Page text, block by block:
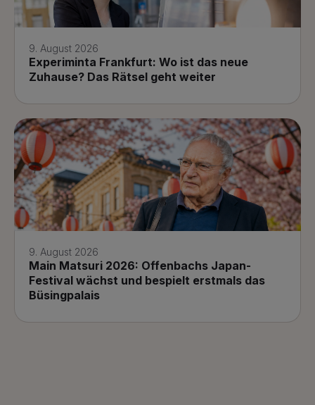
9. August 2026
Experiminta Frankfurt: Wo ist das neue
Zuhause? Das Rätsel geht weiter
9. August 2026
Main Matsuri 2026: Offenbachs Japan-
Festival wächst und bespielt erstmals das
Büsingpalais